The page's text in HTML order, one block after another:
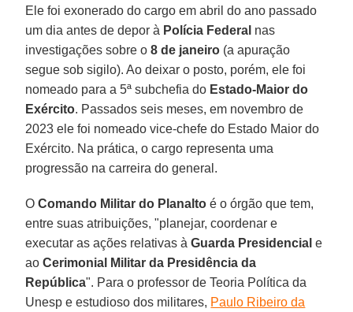
Ele foi exonerado do cargo em abril do ano passado
um dia antes de depor à Polícia Federal nas
investigações sobre o8 de janeiro (a apuração
segue sob sigilo). Ao deixar o posto, porém, ele foi
nomeado para a 5ª subchefia do Estado-Maior do
Exército. Passados seis meses, em novembro de
2023 ele foi nomeado vice-chefe do Estado Maior do
Exército. Na prática, o cargo representa uma
progressão na carreira do general.
OComando Militar do Planalto é o órgão que tem,
entre suas atribuições, "planejar, coordenar e
executar as ações relativas àGuarda Presidencial e
aoCerimonial Militar da Presidência da
República". Para o professor de Teoria Política da
Unesp e estudioso dos militares, Paulo Ribeiro da